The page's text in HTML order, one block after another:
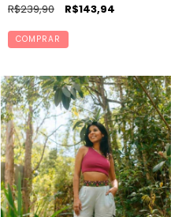
R$239,90 R$143,94
COMPRAR